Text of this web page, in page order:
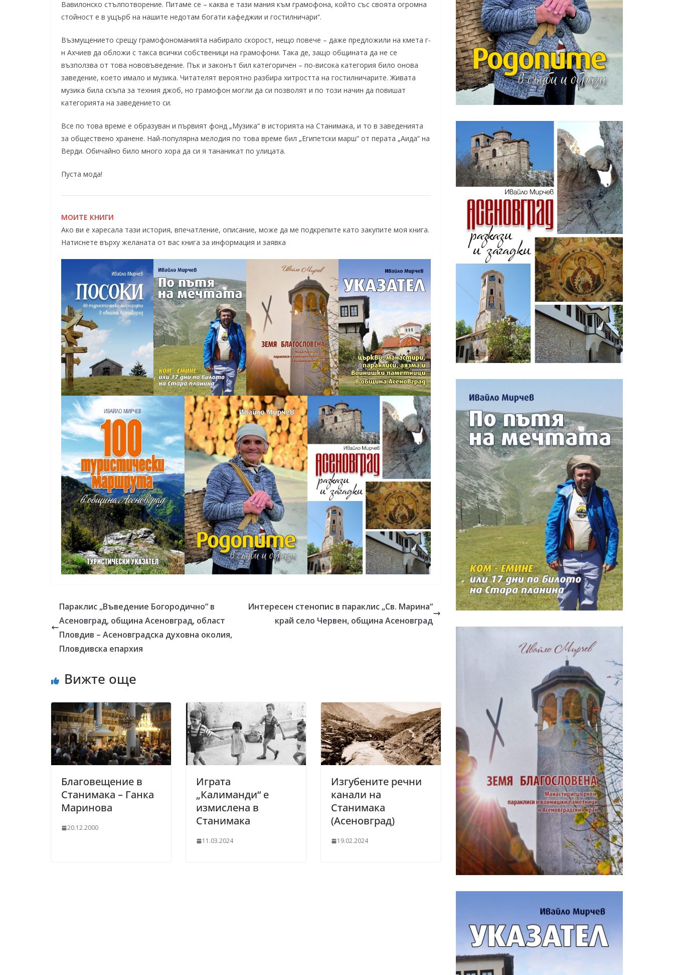
Вавилонско стълпотворение. Питаме се – каква е тази мания към грамофона, който със своята огромна
стойност е в ущърб на нашите недотам богати кафеджии и гостилничари“.
Възмущението срещу грамофономанията набирало скорост, нещо повече – даже предложили на кмета г-
н Ахчиев да обложи с такса всички собственици на грамофони. Така де, защо общината да не се
възползва от това нововъведение. Пък и законът бил категоричен – по-висока категория било онова
заведение, което имало и музика. Читателят вероятно разбира хитростта на гостилничарите. Живата
музика била скъпа за техния джоб, но грамофон могли да си позволят и по този начин да повишат
категорията на заведението си.
Все по това време е образуван и първият фонд „Музика“ в историята на Станимака, и то в заведенията
за обществено хранене. Най-популярна мелодия по това време бил „Египетски марш“ от перата „Аида“ на
Верди. Обичайно било много хора да си я тананикат по улицата.
Пуста мода!
МОИТЕ КНИГИ
Ако ви е харесала тази история, впечатление, описание, може да ме подкрепите като закупите моя книга.
Натиснете върху желаната от вас книга за информация и заявка
Параклис „Въведение Богородично“ в
Асеновград, община Асеновград, област
Пловдив – Асеновградска духовна околия,
Пловдивска епархия
Интересен стенопис в параклис „Св. Марина“
край село Червен, община Асеновград
Вижте още
Благовещение в
Станимака – Ганка
Маринова
20.12.2000
Играта
„Калиманди“ е
измислена в
Станимака
11.03.2024
Изгубените речни
канали на
Станимака
(Асеновград)
19.02.2024